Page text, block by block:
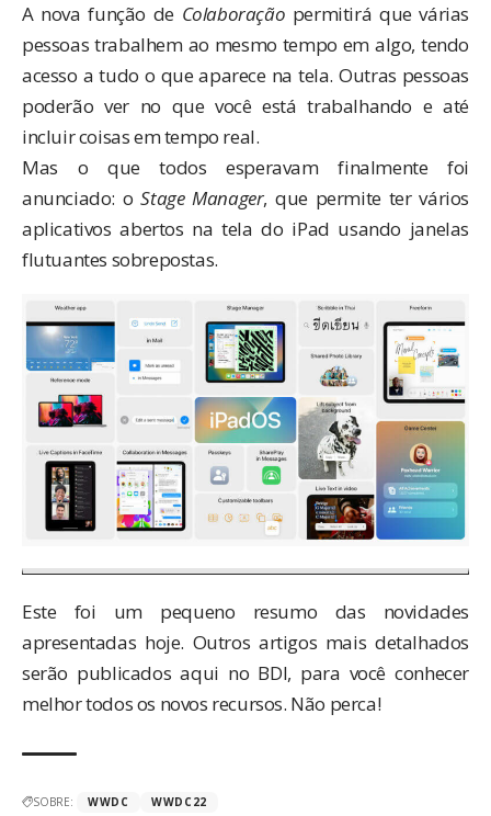
A nova função de Colaboração permitirá que várias
pessoas trabalhem ao mesmo tempo em algo, tendo
acesso a tudo o que aparece na tela. Outras pessoas
poderão ver no que você está trabalhando e até
incluir coisas em tempo real.
Mas o que todos esperavam finalmente foi
anunciado: oStage Manager, que permite ter vários
aplicativos abertos na tela do iPad usando janelas
flutuantes sobrepostas.
Este foi um pequeno resumo das novidades
apresentadas hoje. Outros artigos mais detalhados
serão publicados aqui no BDI, para você conhecer
melhor todos os novos recursos. Não perca!
SOBRE: WWDC WWDC22